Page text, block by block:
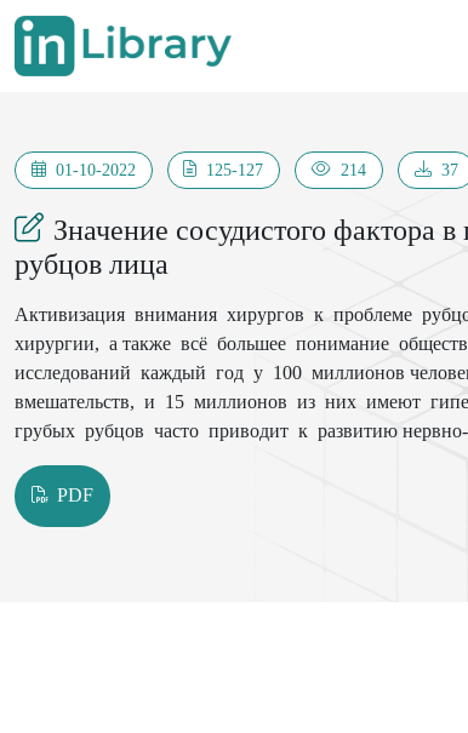
01-10-2022 125-127 214 37
Значение сосудистого фактора
рубцов лица
Активизация внимания хирургов к проблеме
хирургии, а также всё большее понимание
исследований каждый год у 100 миллионов
вмешательств, и 15 миллионов из них имеют
грубых рубцов часто приводит к развитию
хирургических вмешательствах) и лечение
проблему.
PDF